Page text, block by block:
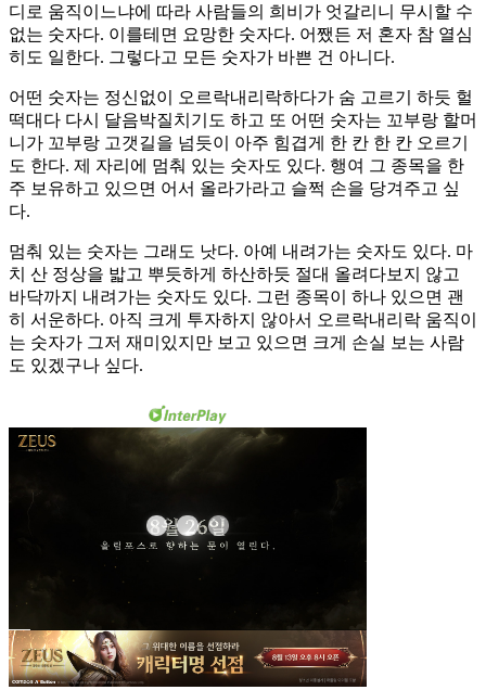
디로 움직이느냐에 따라 사람들의 희비가 엇갈리니 무시할 수
없는 숫자다. 이를테면 요망한 숫자다. 어쨌든 저 혼자 참 열심
히도 일한다. 그렇다고 모든 숫자가 바쁜 건 아니다.
어떤 숫자는 정신없이 오르락내리락하다가 숨 고르기 하듯 헐
떡대다 다시 달음박질치기도 하고 또 어떤 숫자는 꼬부랑 할머
니가 꼬부랑 고갯길을 넘듯이 아주 힘겹게 한 칸 한 칸 오르기
도 한다. 제 자리에 멈춰 있는 숫자도 있다. 행여 그 종목을 한
주 보유하고 있으면 어서 올라가라고 슬쩍 손을 당겨주고 싶
다.
멈춰 있는 숫자는 그래도 낫다. 아예 내려가는 숫자도 있다. 마
치 산 정상을 밟고 뿌듯하게 하산하듯 절대 올려다보지 않고
바닥까지 내려가는 숫자도 있다. 그런 종목이 하나 있으면 괜
히 서운하다. 아직 크게 투자하지 않아서 오르락내리락 움직이
는 숫자가 그저 재미있지만 보고 있으면 크게 손실 보는 사람
도 있겠구나 싶다.